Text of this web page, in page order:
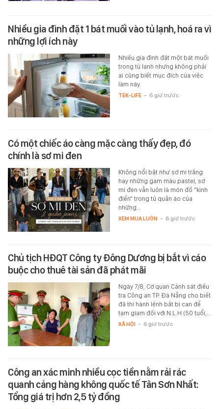
Nhiều gia đình đặt 1 bát muối vào tủ lạnh, hoá ra vì
những lợi ích này
Nhiều gia đình đặt một bát muối
trong tủ lạnh nhưng không phải
ai cũng biết mục đích của việc
làm này.
TEK-LIFE - 6 giờ trước
Có một chiếc áo càng mặc càng thấy đẹp, đó
chính là sơ mi đen
Không nổi bật như sơ mi trắng
hay những gam màu pastel, sơ
mi đen vẫn luôn là món đồ "kinh
điển" trong tủ quần áo của
những…
XEM MUA LUÔN - 6 giờ trước
Chủ tịch HĐQT Công ty Đông Dương bị bắt vì cáo
buộc cho thuê tài sản đã phát mãi
Ngày 7/8, Cơ quan Cảnh sát điều
tra Công an TP. Đà Nẵng cho biết
đã thi hành lệnh bắt bị can để
tạm giam đối với N.L.H (50 tuổi,…
XÃ HỘI - 6 giờ trước
Công an xác minh nhiều cọc tiền nằm rải rác
quanh cảng hàng không quốc tế Tân Sơn Nhất:
Tổng giá trị hơn 2,5 tỷ đồng